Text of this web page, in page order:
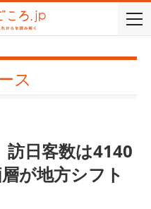
ス
訪日客数は4140
が地方シフト